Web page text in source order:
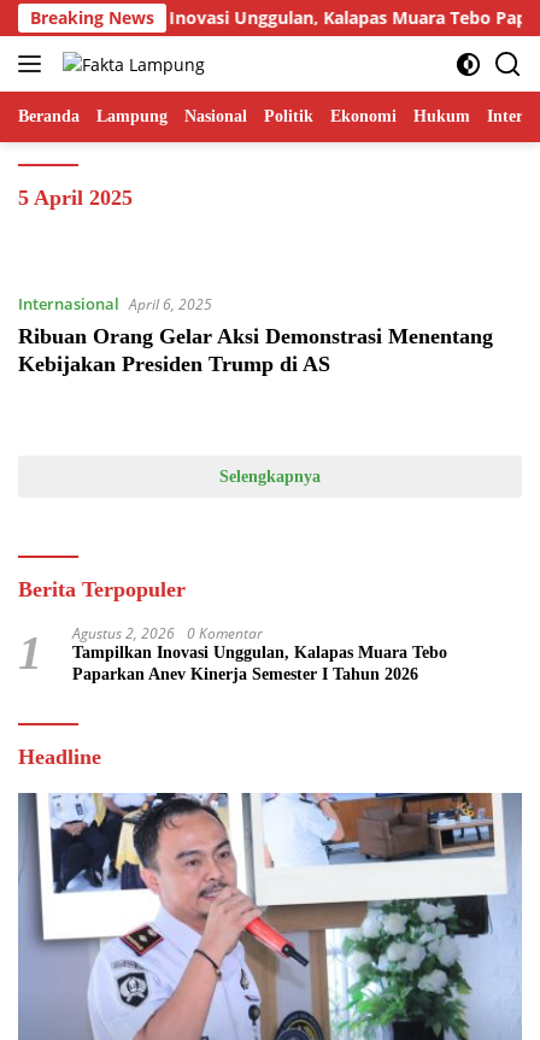
Langsung
ke
konten
Breaking News
Tampilkan Inovasi Unggulan, Kalapas Muara Tebo
Beranda Lampung Nasional Politik Ekonomi Hukum
5 April 2025
Internasional April 6, 2025
Ribuan Orang Gelar Aksi Demonstrasi Menentang
Kebijakan Presiden Trump di AS
Selengkapnya
Berita Terpopuler
1 Agustus 2, 2026 0 Komentar
Tampilkan Inovasi Unggulan, Kalapas Muara Tebo
Paparkan Anev Kinerja Semester I Tahun 2026
Headline